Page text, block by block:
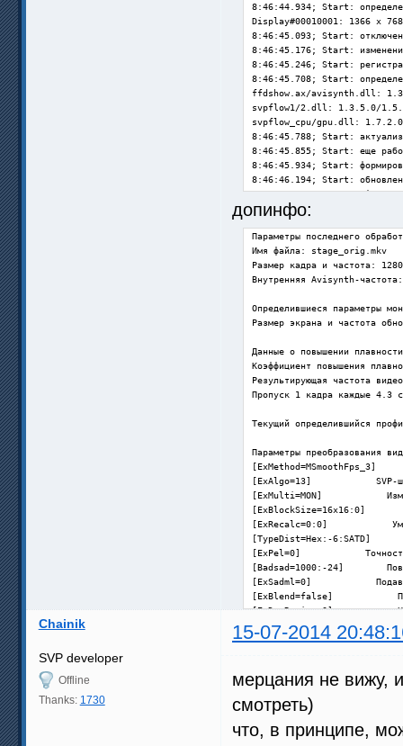
8:46:44.934; Start:
Display#00010001: 1366 x 768
8:46:45.093; Start:
8:46:45.176; Start: изменение
8:46:45.246; Start:
8:46:45.708; Start:
ffdshow.ax/avisynth.dll:
svpflow1/2.dll: 1.3.5.0/
svpflow_cpu/gpu.dll:
8:46:45.788; Start:
8:46:45.855; Start: еще
8:46:45.934; Start:
8:46:46.194; Start:
8:46:46.353; Start:
8:46:46.478; Updates:
8:46:46.575; Start:
8:46:46.638; Start:
8:46:46.723; RefreshSVP.
8:46:46.799; =====
8:47:36.194; =====
8:47:36.536;
8:47:36.625; T1T: начало.
8:47:37.600; уточнение
8:47:37.692; T1T:
8:47:37.865; T1T:
8:47:38.075; T1T:
8:47:38.172; SVPMgr: main
8:47:39.429; =====
23.976 * (5 : 2) = 59.94 fps
допинфо:
Параметры последнего
Имя файла: stage_orig.mkv
Размер кадра и частота:
Внутренняя Avisynth-
Определившиеся параметры
Размер экрана и частота
Данные о повышении
Коэффициент повышения
Результирующая частота
Пропуск 1 кадра каждые 4.3
Текущий определившийся
Параметры преобразования
[ExMethod=MSmoothFps_3]
[ExAlgo=13]            SVP-
[ExMulti=MON]
[ExBlockSize=16x16:0]
[ExRecalc=0:0]
[TypeDist=Hex:-6:SATD]
[ExPel=0]            Точность
[Badsad=1000:-24]
[ExSadml=0]
[ExBlend=false]
[ExDwnResize=0]
Параметры по меню
[StereoMode=0]
[AutoCrop=1]
[HandCrop=None]
[Borderlight=None]
[VDelay=0]
Chainik 15-07-2014
SVP developer
Offline
Thanks: 1730
мерцания не вижу,
смотреть)
что, в принципе,